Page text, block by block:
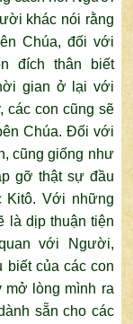
khác nói rằng
Chúa, đối với
đích thân biết
gian ở lại với
các con cũng sẽ
Chúa. Đối với
cũng giống như
gỡ thật sự đầu
Kitô. Với những
là dịp thuận tiện
với Người,
biết của các con
mở lòng mình ra
sẵn cho các